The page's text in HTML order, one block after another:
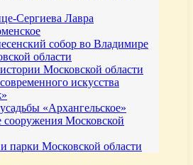
Сергиева Лавра
собор во Владимире
области
Московской области
искусства
«Архангельское»
сооружения Московской
парки Московской области